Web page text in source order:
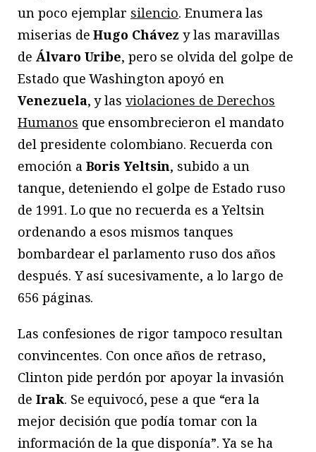
un poco ejemplar silencio. Enumera las
miserias deHugo Chávez y las maravillas
deÁlvaro Uribe, pero se olvida del golpe de
Estado que Washington apoyó en
Venezuela, y las violaciones de Derechos
Humanos que ensombrecieron el mandato
del presidente colombiano. Recuerda con
emoción a Boris Yeltsin, subido a un
tanque, deteniendo el golpe de Estado ruso
de 1991. Lo que no recuerda es a Yeltsin
ordenando a esos mismos tanques
bombardear el parlamento ruso dos años
después. Y así sucesivamente, a lo largo de
656 páginas.
Las confesiones de rigor tampoco resultan
convincentes. Con once años de retraso,
Clinton pide perdón por apoyar la invasión
deIrak. Se equivocó, pese a que “era la
mejor decisión que podía tomar con la
información de la que disponía”. Ya se ha